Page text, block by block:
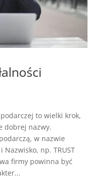
to wielki krok,
dobrej nazwy.
w nazwie
Nazwisko, np. TRUST
firmy powinna być